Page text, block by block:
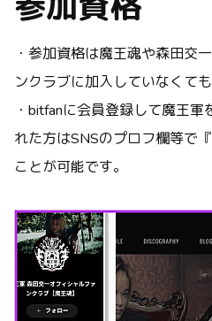
・参加資格は魔王魂や森田交
ンクラブに加入していなくても
・bitfanに会員登録して魔王
れた方はSNSのプロフ欄等で
ことが可能です。